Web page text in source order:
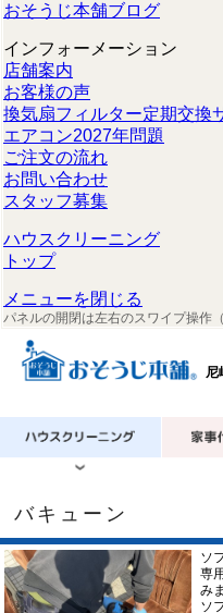
おそうじ本舗ブログ
インフォーメーション
店舗案内
お客様の声
換気扇フィルター定期交換
エアコン2027年問題
ご注文の流れ
お問い合わせ
スタッフ募集
ハウスクリーニング
トップ
メニューを閉じる
パネルの開閉は左右のスワイプ操作
尼
バキューン
ソ
専
み
ソ